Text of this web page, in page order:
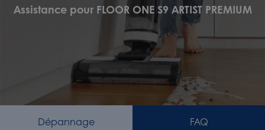
Assistance pour FLOOR ONE S9 ARTIST PREMIUM
Dépannage FAQ